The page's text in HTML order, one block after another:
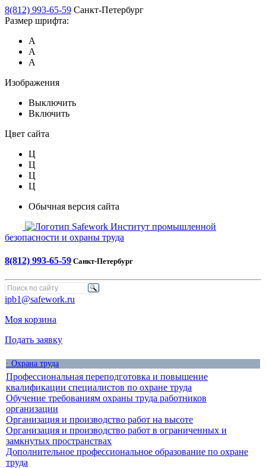
8(812) 993-65-59 Санкт-Петербург
Размер шрифта:
А
А
А
Изображения
Выключить
Включить
Цвет сайта
Ц
Ц
Ц
Ц
Обычная версия сайта
Safework Институт промышленной
безопасности и охраны труда
8(812) 993-65-59 Санкт-Петербург
ipb1@safework.ru
Моя корзина
Подать заявку
· Охрана труда
Профессиональная переподготовка и повышение
квалификации специалистов по охране труда
Обучение требованиям охраны труда работников
организации
Организация и производство работ на высоте
Организация и производство работ в ограниченных и
замкнутых пространствах
Дополнительное профессиональное образование по охране
труда